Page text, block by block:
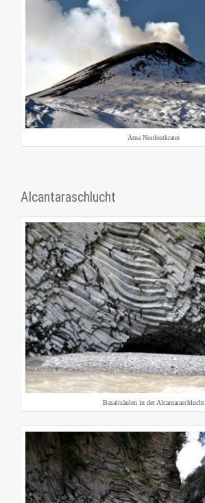
Ätna Nordostkrater
Alcantaraschlucht
Basaltsäulen in der Alcantaraschlucht